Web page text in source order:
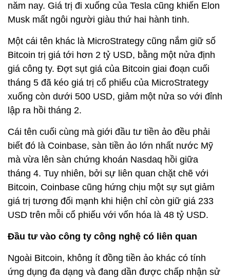
năm nay. Giá trị đi xuống của Tesla cũng khiến Elon
Musk mất ngôi người giàu thứ hai hành tinh.
Một cái tên khác là MicroStrategy cũng nắm giữ số
Bitcoin trị giá tới hơn 2 tỷ USD, bằng một nửa định
giá công ty. Đợt sụt giá của Bitcoin giai đoạn cuối
tháng 5 đã kéo giá trị cổ phiếu của MicroStrategy
xuống còn dưới 500 USD, giảm một nửa so với đỉnh
lập ra hồi tháng 2.
Cái tên cuối cùng mà giới đầu tư tiền ảo đều phải
biết đó là Coinbase, sàn tiền ảo lớn nhất nước Mỹ
mà vừa lên sàn chứng khoán Nasdaq hồi giữa
tháng 4. Tuy nhiên, bởi sự liên quan chặt chẽ với
Bitcoin, Coinbase cũng hứng chịu một sự sụt giảm
giá trị tương đối mạnh khi hiện chỉ còn giữ giá 233
USD trên mỗi cổ phiếu với vốn hóa là 48 tỷ USD.
Đầu tư vào công ty công nghệ có liên quan
Ngoài Bitcoin, không ít đồng tiền ảo khác có tính
ứng dụng đa dạng và đang dần được chấp nhận sử